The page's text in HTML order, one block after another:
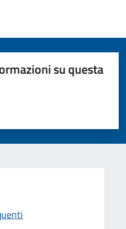
su questa
5